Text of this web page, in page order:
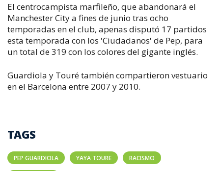
El centrocampista marfileño, que abandonará el
Manchester City a fines de junio tras ocho
temporadas en el club, apenas disputó 17 partidos
esta temporada con los 'Ciudadanos' de Pep, para
un total de 319 con los colores del gigante inglés.
Guardiola y Touré también compartieron vestuario
en el Barcelona entre 2007 y 2010.
TAGS
PEP GUARDIOLA YAYA TOURE RACISMO